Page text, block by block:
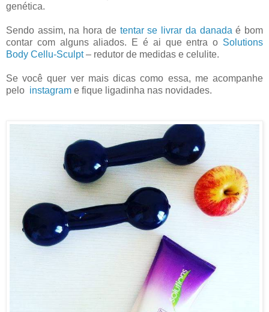
genética.
Sendo assim, na hora de tentar se livrar da danada é bom
contar com alguns aliados. E é ai que entra o Solutions
Body Cellu-Sculpt– redutor de medidas e celulite.
Se você quer ver mais dicas como essa, me acompanhe
pelo instagram e fique ligadinha nas novidades.